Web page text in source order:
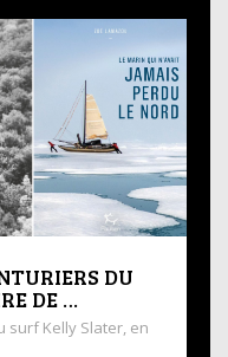
DU
DE …
surf Kelly Slater, en